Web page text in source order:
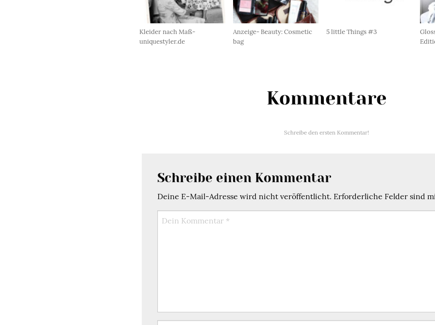
Kleider nach Maß-
uniquestyler.de
Anzeige- Beauty: Cosmetic
bag
5 little Things #3
Kommentare
Schreibe den ersten Kommentar!
Schreibe einen Kommentar
Deine E-Mail-Adresse wird nicht veröffentlicht. Erforderliche Felder sind